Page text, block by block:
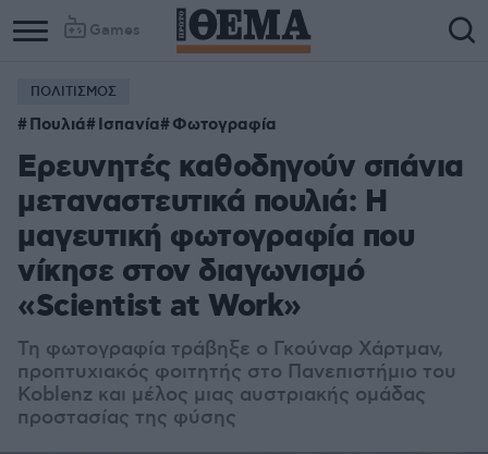
Games
ΠΟΛΙΤΙΣΜΟΣ
Πουλιά Ισπανία Φωτογραφία
Ερευνητές καθοδηγούν σπάνια
μεταναστευτικά πουλιά: Η
μαγευτική φωτογραφία που
νίκησε στον διαγωνισμό
«Scientist at Work»
Τη φωτογραφία τράβηξε ο Γκούναρ Χάρτμαν,
προπτυχιακός φοιτητής στο Πανεπιστήμιο του
Koblenz και μέλος μιας αυστριακής ομάδας
προστασίας της φύσης